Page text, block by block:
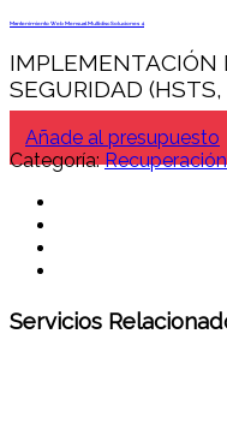
Mantenimiento Web Mensual Multidisc Soluciones 4
IMPLEMENTACIÓN
SEGURIDAD
Añade al presupuesto
Categoría:
Servicios